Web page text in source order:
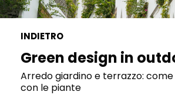
INDIETRO
Green design in
Arredo giardino e terrazzo:
con le piante